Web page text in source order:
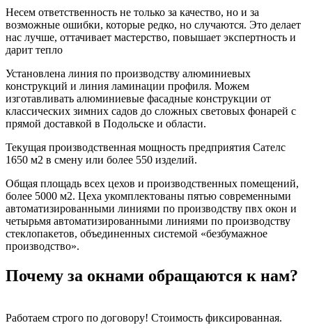
Несем ответственность не только за качество, но и за
возможные ошибки, которые редко, но случаются. Это делает
нас лучше, оттачивает мастерство, повышает экспертность и
дарит тепло
Установлена линия по производству алюминиевых
конструкций и линия ламинации профиля. Можем
изготавливать алюминиевые фасадные конструкции от
классических зимних садов до сложных световых фонарей с
прямой доставкой в Подольске и области.
Текущая производственная мощность предприятия Сателс
1650 м2 в смену или более 550 изделий.
Общая площадь всех цехов и производственных помещений,
более 5000 м2. Цеха укомплектованы пятью современными
автоматизированными линиями по производству пвх окон и
четырьмя автоматизированными линиями по производству
стеклопакетов, объединенных системой «безбумажное
производство».
Почему за окнами обращаются к нам?
Работаем строго по договору! Стоимость фиксированная.